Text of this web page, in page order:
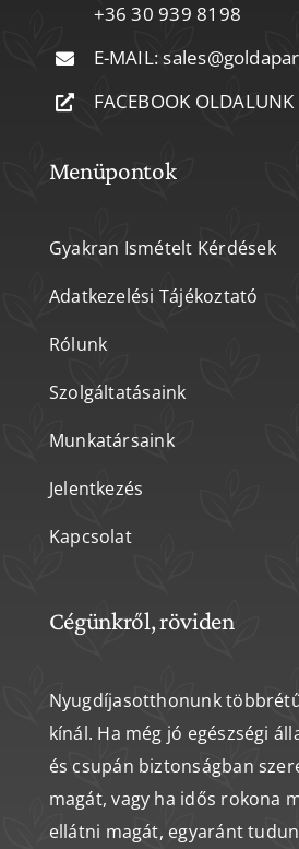
+36 30 939 8198
E-MAIL:
FACEBOOK OLDALUNK
Menüpontok
Gyakran Ismételt Kérdések
Adatkezelési Tájékoztató
Rólunk
Szolgáltatásaink
Munkatársaink
Jelentkezés
Kapcsolat
Cégünkről, röviden
Nyugdíjasotthonunk
kínál. Ha még jó egészségi
és csupán biztonságban
magát, vagy ha idős rokona
ellátni magát, egyaránt